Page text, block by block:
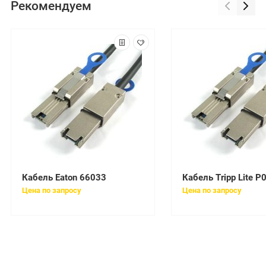
Рекомендуем
Кабель Eaton 66033
Цена по запросу
Кабель Tripp Lite
Цена по запросу